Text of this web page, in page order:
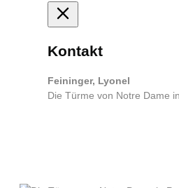
Kontakt
Feininger, Lyonel
Die Türme von Notre Dame